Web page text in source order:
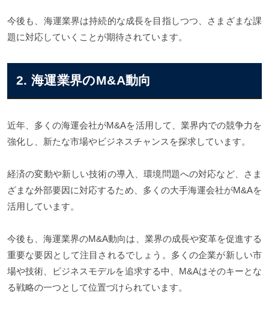
今後も、海運業界は持続的な成長を目指しつつ、さまざまな課
題に対応していくことが期待されています。
2. 海運業界のM&A動向
近年、多くの海運会社がM&Aを活用して、業界内での競争力を
強化し、新たな市場やビジネスチャンスを探求しています。
経済の変動や新しい技術の導入、環境問題への対応など、さま
ざまな外部要因に対応するため、多くの大手海運会社がM&Aを
活用しています。
今後も、海運業界のM&A動向は、業界の成長や変革を促進する
重要な要因として注目されるでしょう。多くの企業が新しい市
場や技術、ビジネスモデルを追求する中、M&Aはそのキーとな
る戦略の一つとして位置づけられています。